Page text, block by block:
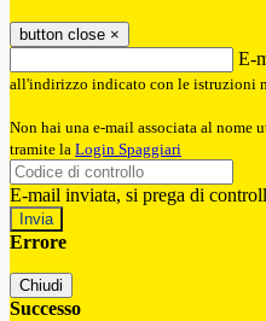
button close ×
E-
all'indirizzo indicato con le istruzioni
Non hai una e-mail associata al nome
tramite la Login Spaggiari
E-mail inviata, si prega di
Errore
Chiudi
Successo